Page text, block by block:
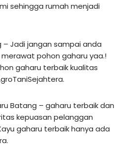
sehingga rumah menjadi
– Jadi jangan sampai anda
pohon gaharu yaa.!
gaharu terbaik kualitas
Batang – gaharu terbaik dan
kepuasan pelanggan
gaharu terbaik hanya ada